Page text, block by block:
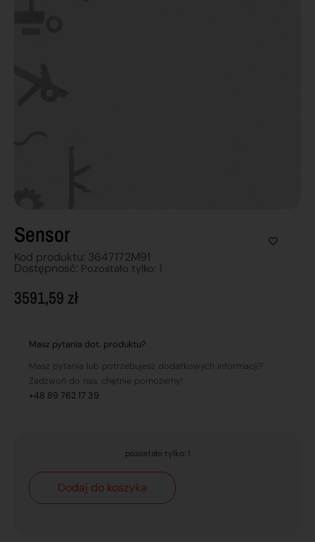
Sensor
Kod produktu: 3647172M91
Dostępnosć: Pozostało tylko: 1
3591,59 zł
Masz pytania dot. produktu?
Masz pytania lub potrzebujesz dodatkowych informacji?
Zadzwoń do nas, chętnie pomożemy!
+48 89 762 17 39
pozostało tylko: 1
Dodaj do koszyka